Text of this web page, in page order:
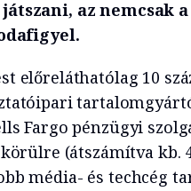
az nemcsak
előreláthatólag 10
Fargo pénzügyi
(átszámítva kb.
média- és techcég